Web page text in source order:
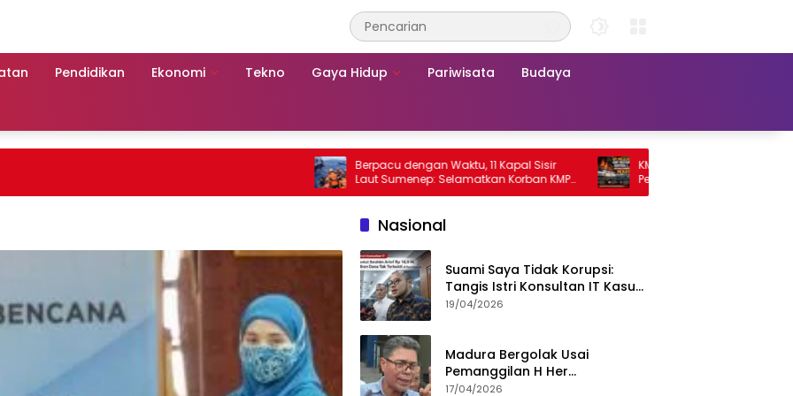
Pendidikan Ekonomi Tekno Gaya Hidup Pariwisata Budaya
Berpacu dengan Waktu, 11 Kapal Sisir
Laut Sumenep: Selamatkan Korban KMP
Mutiara Sentosa 2
KMP Mutiara Sentosa 2 Terbakar,
Penumpang Nekat Melompat ke Laut
Nasional
Suami Saya Tidak Korupsi:
Tangis Istri Konsultan IT Kasus
Nadiem Dituntut 22,5 Tahun
19/04/2026
Madura Bergolak Usai
Pemanggilan H Her
Pamekasan, Faizal Assegaf
17/04/2026